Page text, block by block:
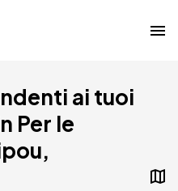
ai tuoi
Per le